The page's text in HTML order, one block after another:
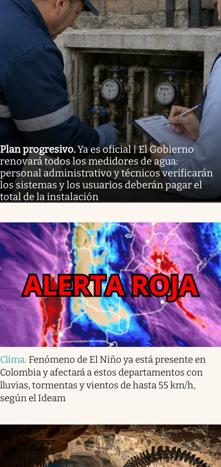
Plan progresivo.Ya es oficial | El Gobierno
renovará todos los medidores de agua:
personal administrativo y técnicos verificarán
los sistemas y los usuarios deberán pagar el
total de la instalación
Clima. Fenómeno de El Niño ya está presente en
Colombia y afectará a estos departamentos con
lluvias, tormentas y vientos de hasta 55 km/h,
según el Ideam